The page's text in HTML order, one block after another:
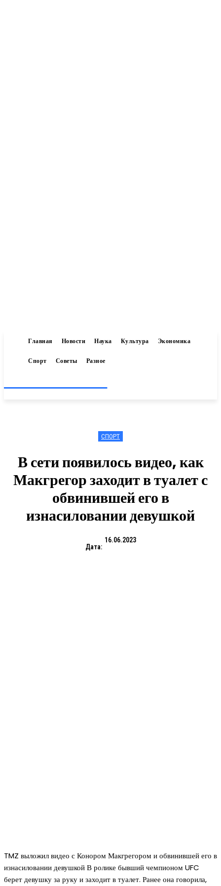
Главная Новости Наука Культура Экономика
Спорт Советы Разное
СПОРТ
В сети появилось видео, как
Макгрегор заходит в туалет с
обвинившей его в
изнасиловании девушкой
Дата:
16.06.2023
TMZ выложил видео с Конором Макгрегором и обвинившей его в
изнасиловании девушкой В ролике бывший чемпионом UFC
берет девушку за руку и заходит в туалет. Ранее она говорила,